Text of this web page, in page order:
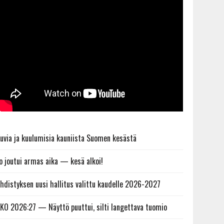
ja kuulumisia kauniista Suomen kesästä
joutui armas aika — kesä alkoi!
uusi hallitus valittu kaudelle 2026-2027
2026:27 — Näyttö puuttui, silti langettava tuomio